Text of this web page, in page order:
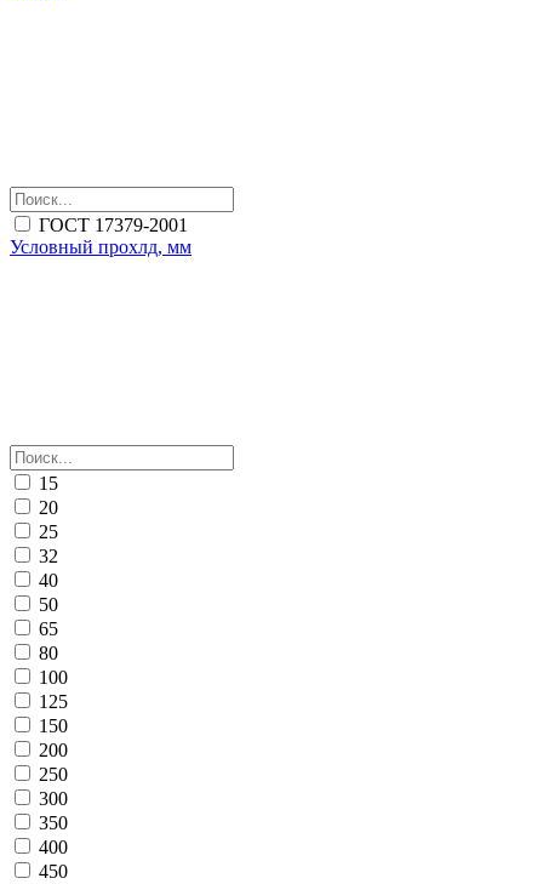
ГОСТ 17379-2001
Условный прохлд, мм
15
20
25
32
40
50
65
80
100
125
150
200
250
300
350
400
450